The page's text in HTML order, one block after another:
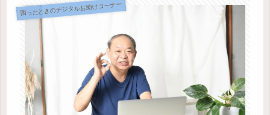
困ったときのデジタルお助けコーナー